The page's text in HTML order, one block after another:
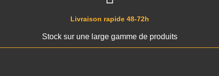
Livraison rapide 48-72h
Stock sur une large gamme de produits